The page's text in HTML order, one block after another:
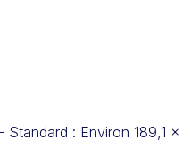
: Environ 189,1 x